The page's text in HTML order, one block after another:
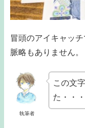
冒頭のアイキャッ
脈略もありません。
執筆者
この文
た・・・